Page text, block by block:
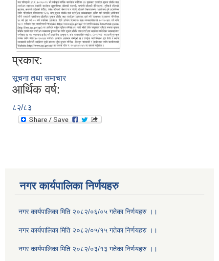
प्रकार:
सूचना तथा समाचार
आर्थिक वर्ष:
८२/८३
नगर कार्यपालिका निर्णयहरु
नगर कार्यपालिका मिति २०८२/०६/०५ गतेका निर्णयहरु ।।
नगर कार्यपालिका मिति २०८२/०५/१५ गतेका निर्णयहरु ।।
नगर कार्यपालिका मिति २०८२/०३/१३ गतेका निर्णयहरु ।।